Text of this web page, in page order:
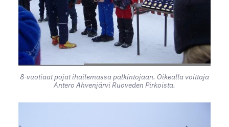
8-vuotiaat pojat ihailemassa palkintojaan. Oikealla voittaja
Antero Ahvenjärvi Ruoveden Pirkoista.